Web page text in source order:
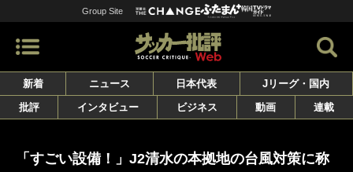
Group Site
新着 ニュース 日本代表
Jリーグ・国内
批評
インタビュー ビジネス 動画 連載
「すごい設備！」J2清水の本拠地の台風対策に称